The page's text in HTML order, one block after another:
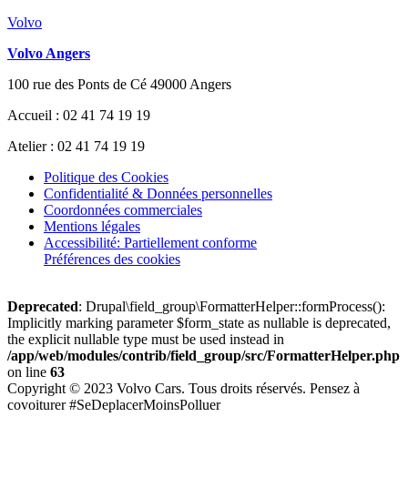
Volvo
Volvo Angers
100 rue des Ponts de Cé 49000 Angers
Accueil : 02 41 74 19 19
Atelier : 02 41 74 19 19
Politique des Cookies
Confidentialité & Données personnelles
Coordonnées commerciales
Mentions légales
Accessibilité: Partiellement conforme
Préférences des cookies
Deprecated: Drupal\field_group\FormatterHelper::formProcess():
Implicitly marking parameter $form_state as nullable is deprecated,
the explicit nullable type must be used instead in
/app/web/modules/contrib/field_group/src/FormatterHelper.php
on line 63
Copyright © 2023 Volvo Cars. Tous droits réservés. Pensez à
covoiturer #SeDeplacerMoinsPolluer